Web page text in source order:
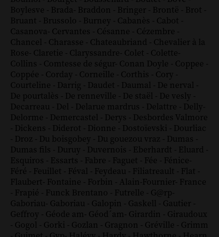
Boylesve - Brada- Braddon - Bringer - Brontë - Brot -
Bruant - Brussolo - Burney - Cabanès - Cabot -
Casanova- Cervantes - Césanne - Cézembre -
Chancel - Charasse - Chateaubriand - Chevalier à la
Rose- Claretie - Claryssandre- Colet - Colette-
Collins - Comtesse de ségur- Conan Doyle - Coppee -
Coppée - Corday - Corneille - Corthis - Cory -
Courteline - Darrig - Daudet - Daumal - De nerval -
De pourtalès - De renneville - De staël - De vesly -
Decarreau - Del - Delarue mardrus - Delattre - Delly-
Delorme - Demercastel - Derys - Desbordes Valmore
- Dickens - Diderot - Dionne - Dostoïevski - Dourliac
- Droz - Du boisgobey - Du gouezou vraz - Dumas -
Dumas fils - Duruy - Duvernois - Eberhardt - Eluard -
Esquiros - Essarts - Fabre - Faguet - Fée - Fénice-
Féré - Feuillet - Féval - Feydeau - Filiatreault - Flat -
Flaubert- Fontaine - Forbin - Alain-Fournier- France
- Frapié - Funck Brentano - Futrelle - G@rp-
Gaboriau- Gaboriau - Galopin - Gaskell - Gautier -
Geffroy - Géode am- Géod´am- Girardin - Giraudoux
- Gogol - Gorki - Gozlan - Gragnon - Gréville - Grimm